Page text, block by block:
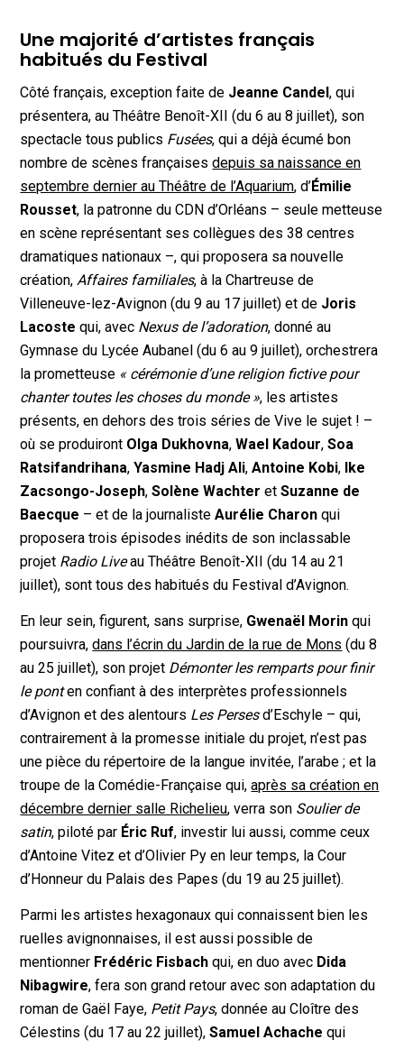
Une majorité d’artistes français
habitués du Festival
Côté français, exception faite de Jeanne Candel, qui
présentera, au Théâtre Benoît-XII (du 6 au 8 juillet), son
spectacle tous publics Fusées, qui a déjà écumé bon
nombre de scènes françaisesdepuis sa naissance en
septembre dernier au Théâtre de l’Aquarium, d’Émilie
Rousset, la patronne du CDN d’Orléans – seule metteuse
en scène représentant ses collègues des 38 centres
dramatiques nationaux –, qui proposera sa nouvelle
création,Affaires familiales, à la Chartreuse de
Villeneuve-lez-Avignon (du 9 au 17 juillet) et de Joris
Lacoste qui, avec Nexus de l’adoration, donné au
Gymnase du Lycée Aubanel (du 6 au 9 juillet), orchestrera
la prometteuse « cérémonie d’une religion fictive pour
chanter toutes les choses du monde », les artistes
présents, en dehors des trois séries de Vive le sujet ! –
où se produiront Olga Dukhovna,Wael Kadour,Soa
Ratsifandrihana,Yasmine Hadj Ali,Antoine Kobi, Ike
Zacsongo-Joseph,Solène Wachter etSuzanne de
Baecque – et de la journalisteAurélie Charon qui
proposera trois épisodes inédits de son inclassable
projet Radio Liveau Théâtre Benoît-XII (du 14 au 21
juillet), sont tous des habitués du Festival d’Avignon.
En leur sein, figurent, sans surprise, Gwenaël Morin qui
poursuivra,dans l’écrin du Jardin de la rue de Mons (du 8
au 25 juillet), son projet Démonter les remparts pour finir
le ponten confiant à des interprètes professionnels
d’Avignon et des alentours Les Persesd’Eschyle – qui,
contrairement à la promesse initiale du projet, n’est pas
une pièce du répertoire de la langue invitée, l’arabe ; et la
troupe de la Comédie-Française qui,après sa création en
décembre dernier salle Richelieu, verra son Soulier de
satin, piloté par Éric Ruf, investir lui aussi, comme ceux
d’Antoine Vitez et d’Olivier Py en leur temps, la Cour
d’Honneur du Palais des Papes (du 19 au 25 juillet).
Parmi les artistes hexagonaux qui connaissent bien les
ruelles avignonnaises, il est aussi possible de
mentionner Frédéric Fisbach qui, en duo avec Dida
Nibagwire, fera son grand retour avec son adaptation du
roman de Gaël Faye, Petit Pays, donnée au Cloître des
Célestins (du 17 au 22 juillet),Samuel Achache qui